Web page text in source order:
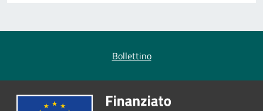
Bollettino